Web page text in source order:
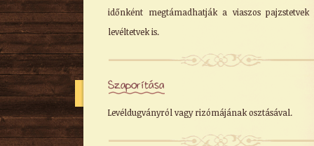
időnként megtámadhatják a viaszos pajzstetvek
levéltetvek is.
Szaporítása
Levéldugványról vagy rizómájának osztásával.